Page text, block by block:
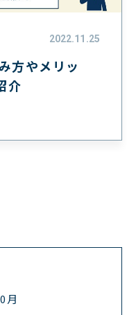
2022.11.25
方やメリッ
介
月